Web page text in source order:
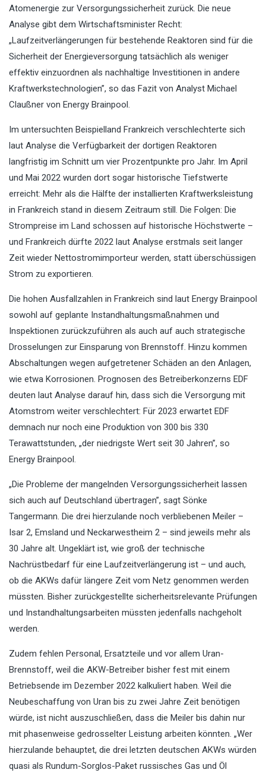
Atomenergie zur Versorgungssicherheit zurück. Die neue
Analyse gibt dem Wirtschaftsminister Recht:
„Laufzeitverlängerungen für bestehende Reaktoren sind für die
Sicherheit der Energieversorgung tatsächlich als weniger
effektiv einzuordnen als nachhaltige Investitionen in andere
Kraftwerkstechnologien”, so das Fazit von Analyst Michael
Claußner von Energy Brainpool.
Im untersuchten Beispielland Frankreich verschlechterte sich
laut Analyse die Verfügbarkeit der dortigen Reaktoren
langfristig im Schnitt um vier Prozentpunkte pro Jahr. Im April
und Mai 2022 wurden dort sogar historische Tiefstwerte
erreicht: Mehr als die Hälfte der installierten Kraftwerksleistung
in Frankreich stand in diesem Zeitraum still. Die Folgen: Die
Strompreise im Land schossen auf historische Höchstwerte –
und Frankreich dürfte 2022 laut Analyse erstmals seit langer
Zeit wieder Nettostromimporteur werden, statt überschüssigen
Strom zu exportieren.
Die hohen Ausfallzahlen in Frankreich sind laut Energy Brainpool
sowohl auf geplante Instandhaltungsmaßnahmen und
Inspektionen zurückzuführen als auch auf auch strategische
Drosselungen zur Einsparung von Brennstoff. Hinzu kommen
Abschaltungen wegen aufgetretener Schäden an den Anlagen,
wie etwa Korrosionen. Prognosen des Betreiberkonzerns EDF
deuten laut Analyse darauf hin, dass sich die Versorgung mit
Atomstrom weiter verschlechtert: Für 2023 erwartet EDF
demnach nur noch eine Produktion von 300 bis 330
Terawattstunden, „der niedrigste Wert seit 30 Jahren”, so
Energy Brainpool.
„Die Probleme der mangelnden Versorgungssicherheit lassen
sich auch auf Deutschland übertragen”, sagt Sönke
Tangermann. Die drei hierzulande noch verbliebenen Meiler –
Isar 2, Emsland und Neckarwestheim 2 – sind jeweils mehr als
30 Jahre alt. Ungeklärt ist, wie groß der technische
Nachrüstbedarf für eine Laufzeitverlängerung ist – und auch,
ob die AKWs dafür längere Zeit vom Netz genommen werden
müssten. Bisher zurückgestellte sicherheitsrelevante Prüfungen
und Instandhaltungsarbeiten müssten jedenfalls nachgeholt
werden.
Zudem fehlen Personal, Ersatzteile und vor allem Uran-
Brennstoff, weil die AKW-Betreiber bisher fest mit einem
Betriebsende im Dezember 2022 kalkuliert haben. Weil die
Neubeschaffung von Uran bis zu zwei Jahre Zeit benötigen
würde, ist nicht auszuschließen, dass die Meiler bis dahin nur
mit phasenweise gedrosselter Leistung arbeiten könnten. „Wer
hierzulande behauptet, die drei letzten deutschen AKWs würden
quasi als Rundum-Sorglos-Paket russisches Gas und Öl